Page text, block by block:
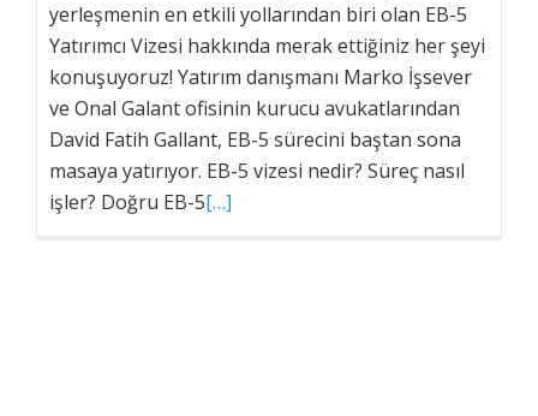
yerleşmenin en etkili yollarından biri olan EB-5
Yatırımcı Vizesi hakkında merak ettiğiniz her şeyi
konuşuyoruz! Yatırım danışmanı Marko İşsever
ve Onal Galant ofisinin kurucu avukatlarından
David Fatih Gallant, EB-5 sürecini baştan sona
masaya yatırıyor. EB-5 vizesi nedir? Süreç nasıl
işler? Doğru EB-5[…]